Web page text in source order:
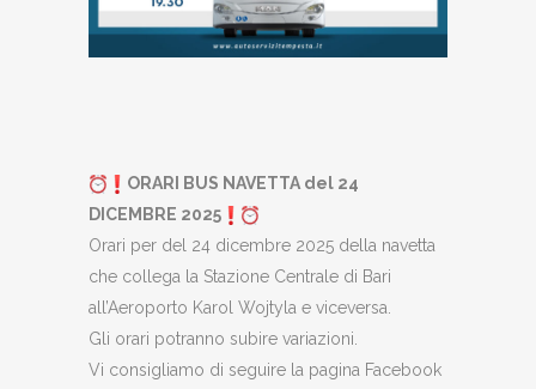
ORARI BUS NAVETTA del 24
DICEMBRE 2025
Orari per del 24 dicembre 2025 della navetta
che collega la Stazione Centrale di Bari
all’Aeroporto Karol Wojtyla e viceversa.
Gli orari potranno subire variazioni.
Vi consigliamo di seguire la pagina Facebook